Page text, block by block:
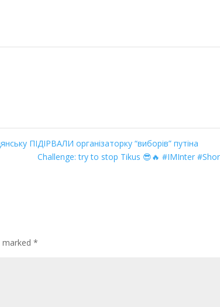
ПІДІРВАЛИ організаторку “виборів” путіна
Challenge: try to stop Tikus 😎🔥 #IMInter
marked*